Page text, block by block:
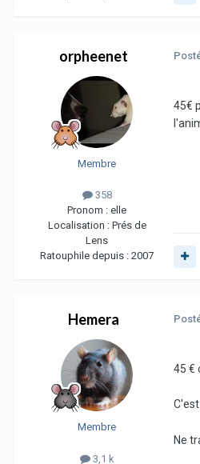
orpheenet
Membre
358
Pronom : elle
Localisation : Prés de
Lens
Ratouphile depuis : 2007
45€
Hemera
Membre
3,1 k
45 €
Ne